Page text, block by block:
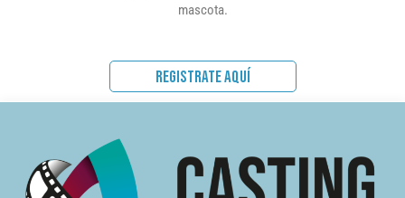
mascota.
REGISTRATE AQUÍ